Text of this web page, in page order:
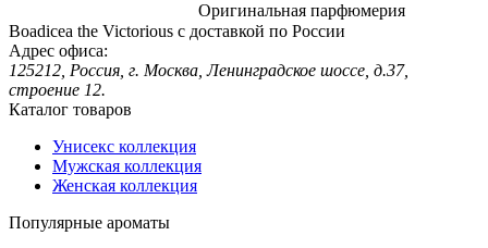
Оригинальная парфюмерия
Boadicea the Victorious с доставкой по России
Адрес офиса:
125212, Россия, г. Москва, Ленинградское шоссе, д.37,
строение 12.
Каталог товаров
Унисекс коллекция
Мужская коллекция
Женская коллекция
Популярные ароматы